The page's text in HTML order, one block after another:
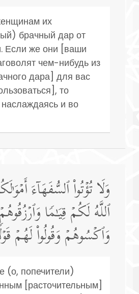
их
брачный дар от
Если же они [ваши
чем-нибудь из
дара] для вас
то
и во
وَلَا تُؤۡتُوا۟ ٱلسُّفَهَاۤءَ
ٱللَّهُ لَكُمۡ قِیَـٰمࣰا
وَٱكۡسُوهُمۡ وَقُولُوا۟ لَهُمۡ
(о, попечители)
[расточительным]